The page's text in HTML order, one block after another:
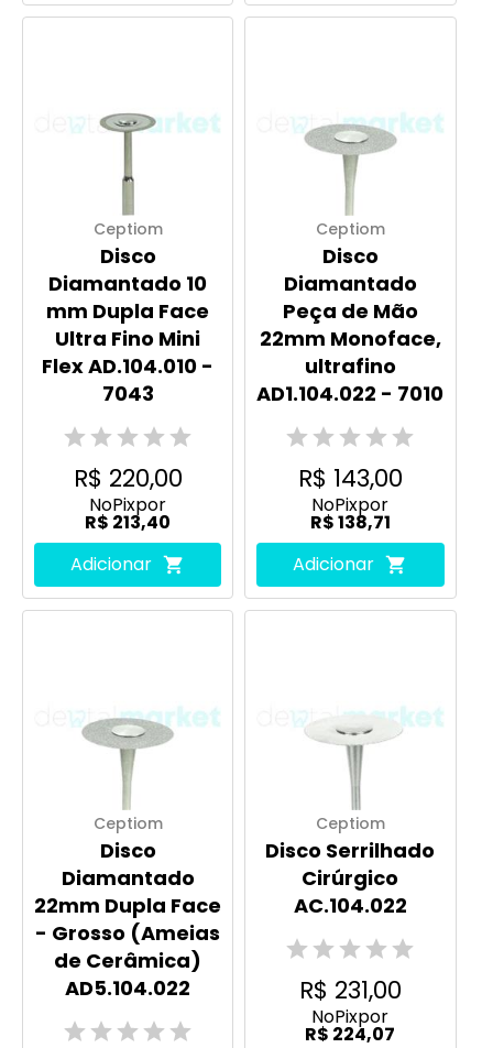
Ceptiom
Disco
Diamantado 10
mm Dupla Face
Ultra Fino Mini
Flex AD.104.010 -
7043
R$ 220,00
NoPixpor
R$ 213,40
Adicionar
Ceptiom
Disco
Diamantado
Peça de Mão
22mm Monoface,
ultrafino
AD1.104.022 - 7010
R$ 143,00
NoPixpor
R$ 138,71
Adicionar
Ceptiom
Disco
Diamantado
22mm Dupla Face
- Grosso (Ameias
de Cerâmica)
AD5.104.022
Ceptiom
Disco Serrilhado
Cirúrgico
AC.104.022
R$ 231,00
NoPixpor
R$ 224,07